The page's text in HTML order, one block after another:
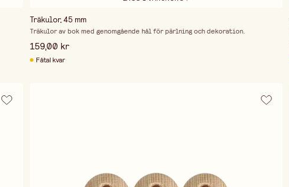
Träkulor, 45 mm
Träkulor av bok med genomgående hål för pärlning och dekoration.
159,00 kr
Fåtal kvar